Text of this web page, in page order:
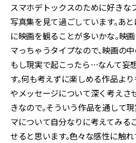
スマホデトックスのために好きな
写真集を見て過ごしています。あ
に映画を観ることが多いかな。映
マっちゃうタイプなので、映画の
もし現実で起こったら…なんて妄
す。何も考えずに楽しめる作品よ
やメッセージについて深く考えさ
きなので。そういう作品を通して
マについて自分なりに考えてみる
せると思います。色々な感性に触